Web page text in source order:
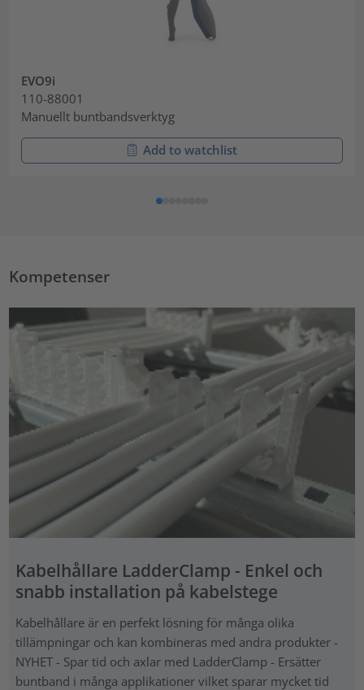
EVO9i
110-88001
Manuellt buntbandsverktyg
Add to watchlist
Kompetenser
Kabelhållare LadderClamp - Enkel och
snabb installation på kabelstege
Kabelhållare är en perfekt lösning för många olika
tillämpningar och kan kombineras med andra produkter -
NYHET - Spar tid och axlar med LadderClamp - Ersätter
buntband i många applikationer vilket sparar mycket tid